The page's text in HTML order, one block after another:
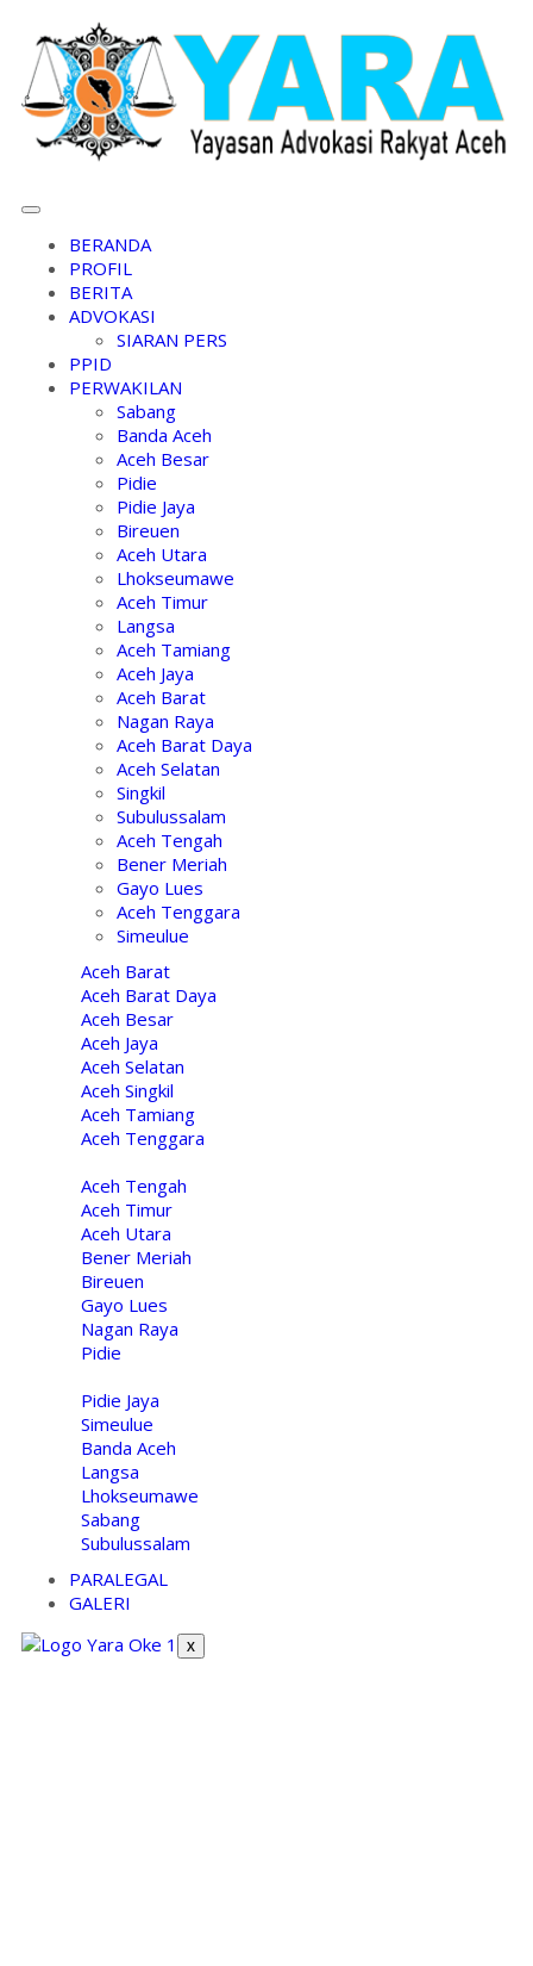
BERANDA
PROFIL
BERITA
ADVOKASI
SIARAN PERS
PPID
PERWAKILAN
Sabang
Banda Aceh
Aceh Besar
Pidie
Pidie Jaya
Bireuen
Aceh Utara
Lhokseumawe
Aceh Timur
Langsa
Aceh Tamiang
Aceh Jaya
Aceh Barat
Nagan Raya
Aceh Barat Daya
Aceh Selatan
Singkil
Subulussalam
Aceh Tengah
Bener Meriah
Gayo Lues
Aceh Tenggara
Simeulue
Aceh Barat
Aceh Barat Daya
Aceh Besar
Aceh Jaya
Aceh Selatan
Aceh Singkil
Aceh Tamiang
Aceh Tenggara
Aceh Tengah
Aceh Timur
Aceh Utara
Bener Meriah
Bireuen
Gayo Lues
Nagan Raya
Pidie
Pidie Jaya
Simeulue
Banda Aceh
Langsa
Lhokseumawe
Sabang
Subulussalam
PARALEGAL
GALERI
X